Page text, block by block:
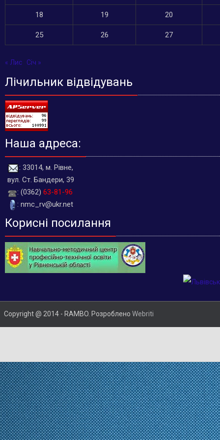
18 19 20
25 26 27
« Лис Січ »
Лічильник відвідувань
Наша адреса:
: 33014, м. Рівне,
вул. Ст. Бандери, 39
: (0362) 63-81-96
: nmc_rv@ukr.net
Корисні посилання
Copyright @ 2014 - RAMBO. Розроблено Webriti